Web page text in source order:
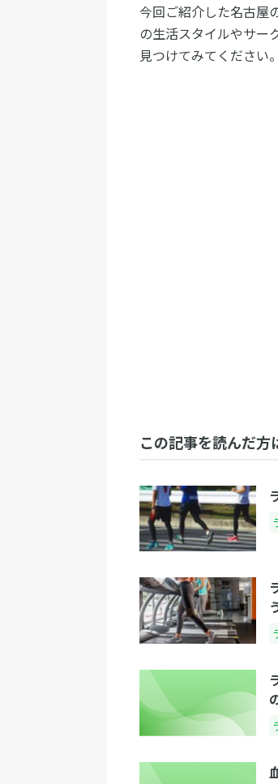
今回ご紹介した名古屋
の生活スタイルやサー
見つけてみてください。
この記事を読んだ方